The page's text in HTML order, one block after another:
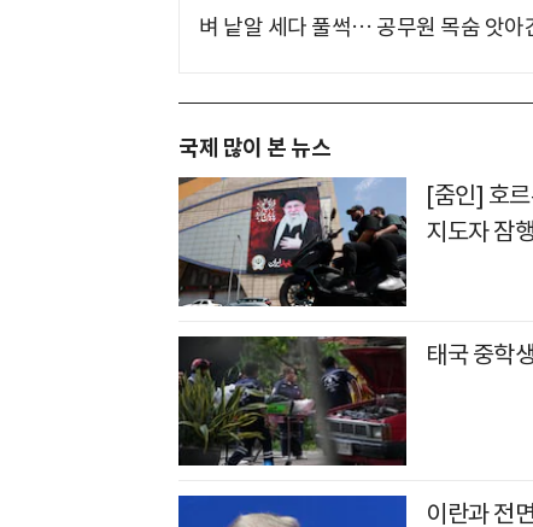
벼 낱알 세다 풀썩… 공무원 목숨 앗아
국제 많이 본 뉴스
[줌인] 호
지도자 잠
태국 중학
이란과 전